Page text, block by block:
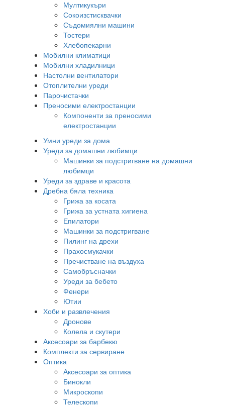
Мултикукъри
Сокоизстисквачки
Съдомиялни машини
Тостери
Хлебопекарни
Мобилни климатици
Мобилни хладилници
Настолни вентилатори
Отоплителни уреди
Парочистачки
Преносими електростанции
Компоненти за преносими
електростанции
Умни уреди за дома
Уреди за домашни любимци
Машинки за подстригване на домашни
любимци
Уреди за здраве и красота
Дребна бяла техника
Грижа за косата
Грижа за устната хигиена
Епилатори
Машинки за подстригване
Пилинг на дрехи
Прахосмукачки
Пречистване на въздуха
Самобръсначки
Уреди за бебето
Фенери
Ютии
Хоби и развлечения
Дронове
Колела и скутери
Аксесоари за барбекю
Комплекти за сервиране
Оптика
Аксесоари за оптика
Бинокли
Микроскопи
Телескопи